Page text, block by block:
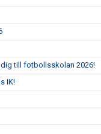
till fotbollsskolan 2026!
IK!